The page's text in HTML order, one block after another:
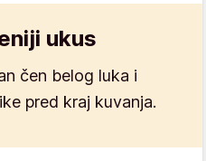
ukus
čen belog luka i
pred kraj kuvanja.